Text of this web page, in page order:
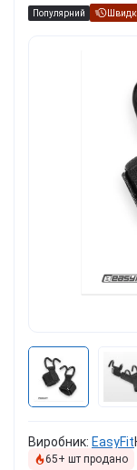
Популярний
Виробник: EasyFit
65+ шт продано